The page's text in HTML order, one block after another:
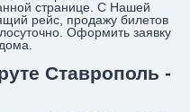
странице. С Нашей
рейс, продажу билетов
Оформить заявку
Ставрополь -